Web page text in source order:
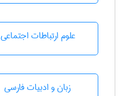
علوم ارتباطات اجتماعی
زبان و ادبيات فارسی